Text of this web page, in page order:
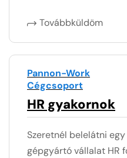
Továbbküldöm
Pannon-Work
Cégcsoport
HR gyakornok
Szeretnél belelátni
gépgyártó vállalat HR